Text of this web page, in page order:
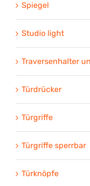
Spiegel
Studio light
Traversenhalter
Türdrücker
Türgriffe
Türgriffe sperrbar
Türknöpfe